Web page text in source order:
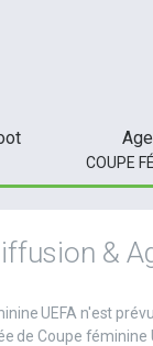
COUPE
&
UEFA n'est
Coupe féminine